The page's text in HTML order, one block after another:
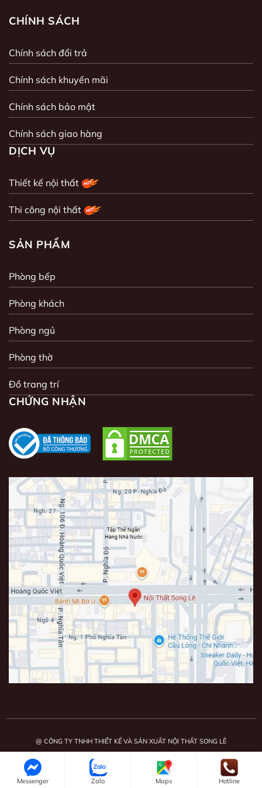
Messenger Zalo Maps Hotline
CHÍNH SÁCH
Chính sách đổi trả
Chính sách khuyến mãi
Chính sách bảo mật
Chính sách giao hàng
DỊCH VỤ
Thiết kế nội thất
Thi công nội thất
SẢN PHẨM
Phòng bếp
Phòng khách
Phòng ngủ
Phòng thờ
Đồ trang trí
CHỨNG NHẬN
@ CÔNG TY TNHH THIẾT KẾ VÀ SẢN XUẤT NỘI THẤT SONG LÊ
Mã số doanh nghiệp: 0108808875. Giấy chứng nhận đăng ký doanh nghiệp do
Chi cục Thuế khu vực Thạch Thất - Quốc Oai.